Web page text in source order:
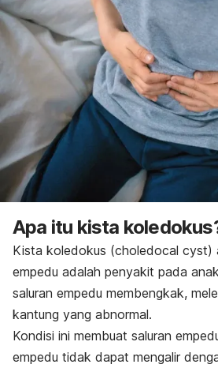
Apa itu kista
Kista koledokus (choledocal cyst)
empedu adalah penyakit pada
saluran empedu membengkak,
kantung yang abnormal.
Kondisi ini membuat saluran
empedu tidak dapat mengalir